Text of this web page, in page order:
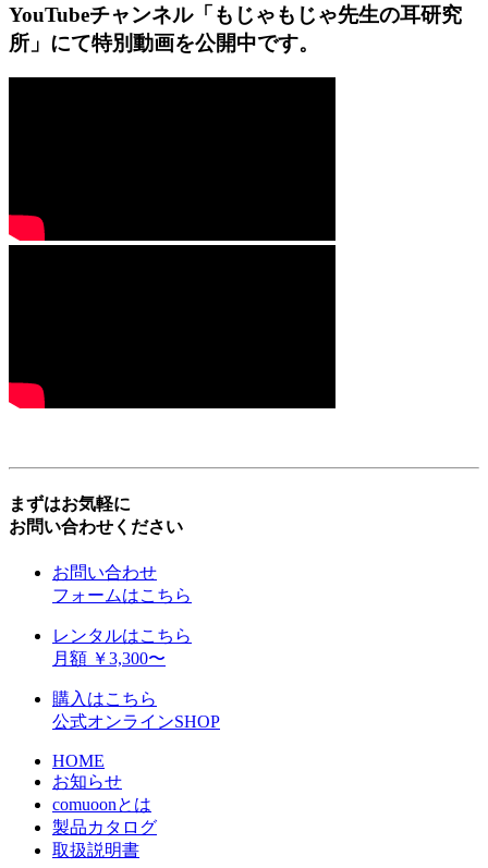
YouTubeチャンネル「もじゃもじゃ先生の耳研究
所」にて特別動画を公開中です。
まずはお気軽に
お問い合わせください
お問い合わせ
フォームはこちら
レンタルはこちら
月額 ￥3,300〜
購入はこちら
公式オンラインSHOP
HOME
お知らせ
comuoonとは
製品カタログ
取扱説明書